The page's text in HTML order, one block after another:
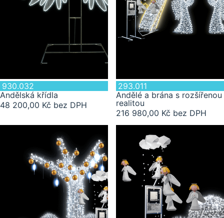
930.032
Andělská křídla
48 200,00 Kč bez DPH
293.011
Andělé a brána s rozšířenou
realitou
216 980,00 Kč bez DPH